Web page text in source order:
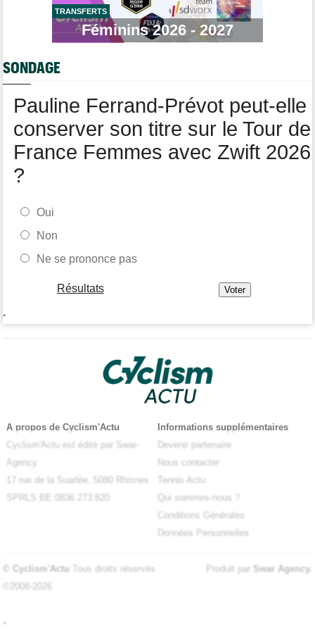
Média
Cyclism’Actu recrute des rédacteurs… si cela vous intéresse,
c'est ici !
Tour de Pologne
TRANSFERTS
Féminins 2026 - 2027
SONDAGE
Pauline Ferrand-Prévot peut-elle
conserver son titre sur le Tour de
France Femmes avec Zwift 2026
?
Oui
Non
Ne se prononce pas
Résultats
-
A propos de Cyclism'Actu
Cyclism'Actu est édité par Swar-
Agency
17 rue de la Suarlée, 5080 Rhisnes
SPRLS BE 0836.273.820
Informations supplémentaires
Devenir partenaire
Nous contacter
Tennis Actu
Qui sommes-nous ?
Conditions Générales
Données Personnelles
© Cyclism'Actu Tous droits réservés
©2008-2026
Produit par Swar Agency.
-